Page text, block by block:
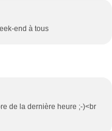
end à tous
de la dernière heure ;-)<br